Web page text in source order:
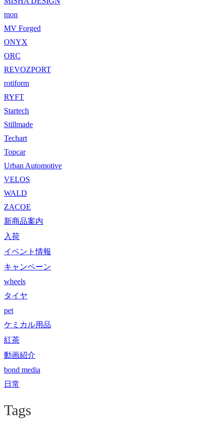
mon
MV Forged
ONYX
ORC
REVOZPORT
rotiform
RYFT
Startech
Stillmade
Techart
Topcar
Urban Automotive
VELOS
WALD
ZACOE
新商品案内
入荷
イベント情報
キャンペーン
wheels
タイヤ
pet
ケミカル用品
紅茶
動画紹介
bond media
日常
Tags